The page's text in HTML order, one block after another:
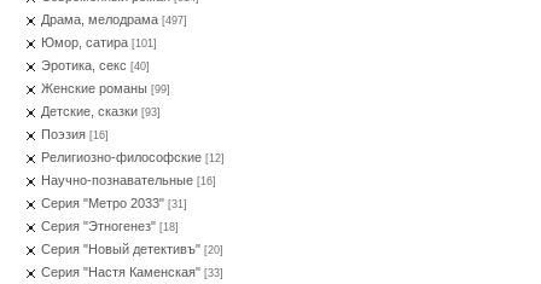
Драма, мелодрама [497]
Юмор, сатира [101]
Эротика, секс [40]
Женские романы [99]
Детские, сказки [93]
Поэзия [16]
Религиозно-философские [12]
Научно-познавательные [16]
Серия "Метро 2033" [31]
Серия "Этногенез" [18]
Серия "Новый детективъ" [20]
Серия "Настя Каменская" [33]